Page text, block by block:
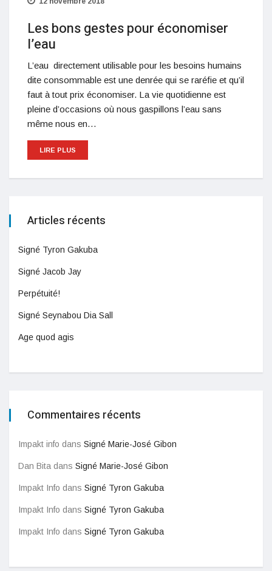
Les bons gestes pour économiser
l’eau
L’eau directement utilisable pour les besoins humains
dite consommable est une denrée qui se raréfie et qu’il
faut à tout prix économiser. La vie quotidienne est
pleine d’occasions où nous gaspillons l’eau sans
même nous en…
LIRE PLUS
Articles récents
Signé Tyron Gakuba
Signé Jacob Jay
Perpétuité!
Signé Seynabou Dia Sall
Age quod agis
Commentaires récents
Impakt info dans Signé Marie-José Gibon
Dan Bita dans Signé Marie-José Gibon
Impakt Info dans Signé Tyron Gakuba
Impakt Info dans Signé Tyron Gakuba
Impakt Info dans Signé Tyron Gakuba